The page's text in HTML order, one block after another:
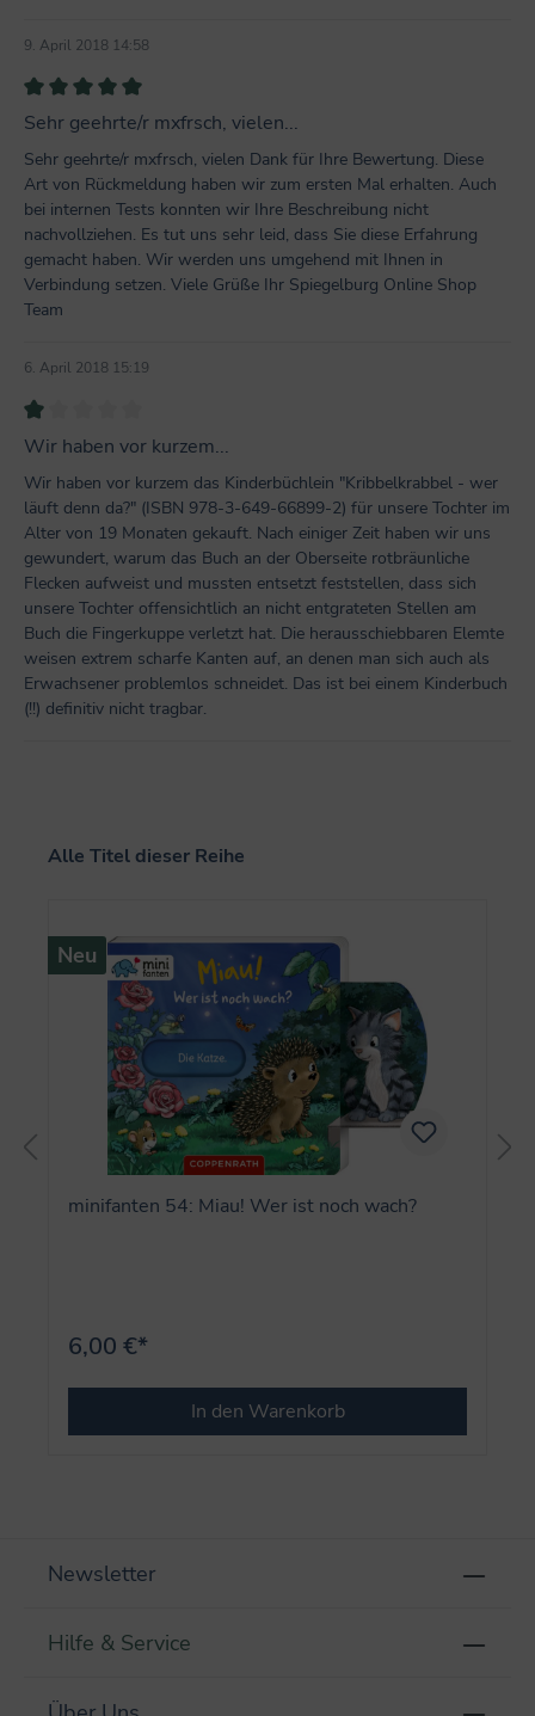
9. April 2018 14:58
Bewertung mit 5 von 5 Sternen
Sehr geehrte/r mxfrsch, vielen...
Sehr geehrte/r mxfrsch, vielen Dank für Ihre Bewertung. Diese
Art von Rückmeldung haben wir zum ersten Mal erhalten. Auch
bei internen Tests konnten wir Ihre Beschreibung nicht
nachvollziehen. Es tut uns sehr leid, dass Sie diese Erfahrung
gemacht haben. Wir werden uns umgehend mit Ihnen in
Verbindung setzen. Viele Grüße Ihr Spiegelburg Online Shop
Team
6. April 2018 15:19
Bewertung mit 1 von 5 Sternen
Wir haben vor kurzem...
Wir haben vor kurzem das Kinderbüchlein "Kribbelkrabbel - wer
läuft denn da?" (ISBN 978-3-649-66899-2) für unsere Tochter im
Alter von 19 Monaten gekauft. Nach einiger Zeit haben wir uns
gewundert, warum das Buch an der Oberseite rotbräunliche
Flecken aufweist und mussten entsetzt feststellen, dass sich
unsere Tochter offensichtlich an nicht entgrateten Stellen am
Buch die Fingerkuppe verletzt hat. Die herausschiebbaren Elemte
weisen extrem scharfe Kanten auf, an denen man sich auch als
Erwachsener problemlos schneidet. Das ist bei einem Kinderbuch
(!!) definitiv nicht tragbar.
Produktgalerie überspringen
Alle Titel dieser Reihe
Neu
minifanten 54: Miau! Wer ist noch wach?
6,00 €*
In den Warenkorb
Newsletter
Hilfe & Service